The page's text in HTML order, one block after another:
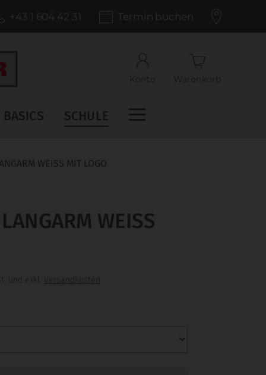
+43 1 604 42 31 Termin buchen
Konto
Warenkorb
BASICS SCHULE
WEISS MIT LOGO
WEISS
und exkl. Versandkosten